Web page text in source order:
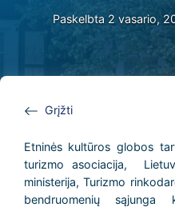
Paskelbta 2 vasario,
Grįžti
Etninės kultūros globos
turizmo asociacija,
ministerija, Turizmo
bendruomenių